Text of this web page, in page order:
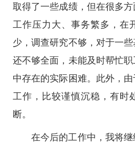
取得了一些成绩，但在很多
工作压力大、事务繁多，在
少，调查研究不够，对于一
还不够全面，未能及时帮忙
中存在的实际困难。此外，
工作，比较谨慎沉稳，有时
断。
在今后的工作中，我将